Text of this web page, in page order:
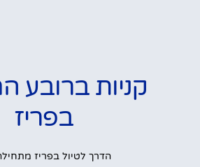
קניות ברובע
בפריז
הדרך לטיול בפריז